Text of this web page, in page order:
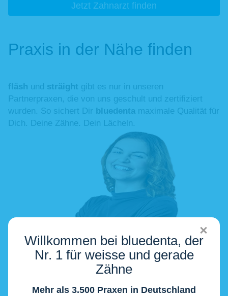
Willkommen bei bluedenta, der
Nr. 1 für weisse und gerade
Zähne
Mehr als 3.500 Praxen in Deutschland
Jetzt Zahnarzt finden
Praxis in der Nähe finden
fläsh und sträight gibt es nur in unseren
Partnerpraxen, die von uns geschult und zertifiziert
wurden. So sichert Dir bluedenta maximale Qualität für
Dich. Deine Zähne. Dein Lächeln.
Zur bluedentamap